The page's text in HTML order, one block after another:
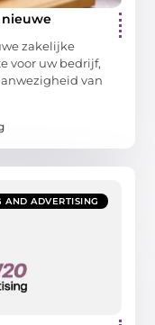
nieuwe
zakelijke
voor uw bedrijf,
van
AND ADVERTISING